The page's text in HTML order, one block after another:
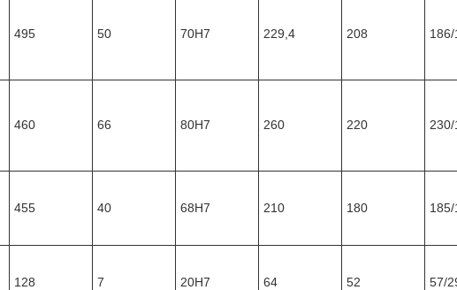
495 50 70Н7 229,4 208 186/
460 66 80Н7 260 220
455 40 68Н7 210 180
128 7 20Н7 64 52 57/